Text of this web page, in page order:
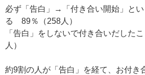
必ず「告白」→「付き合い開始」と
る 89％（258人）
「告白」をしないで付き合いだした
人）
約9割の人が「告白」を経て、お付き